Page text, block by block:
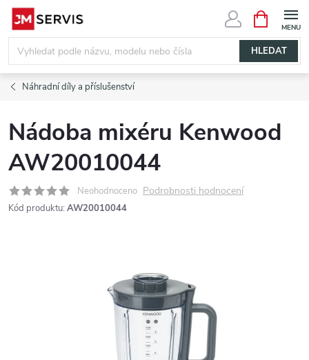
Přejít
obsah
HLEDAT
NÁKUPNÍ
KOŠÍK
Náhradní díly a příslušenství
Nádoba mixéru Kenwood
AW20010044
Neohodnoceno Podrobnosti hodnocení
Kód produktu: AW20010044